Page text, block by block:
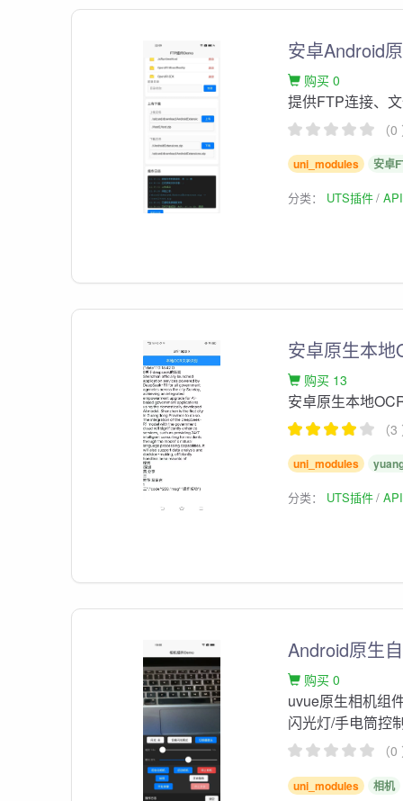
安卓Android
购买 0
提供FTP连接、
（
uni_modules 安卓
分类： UTS插件
安卓原生本
购买 13
安卓原生本地
（
uni_modules
分类： UTS插件
Android原生
购买 0
uvue原生相机组
闪光灯/手电筒控
（
uni_modules 相机